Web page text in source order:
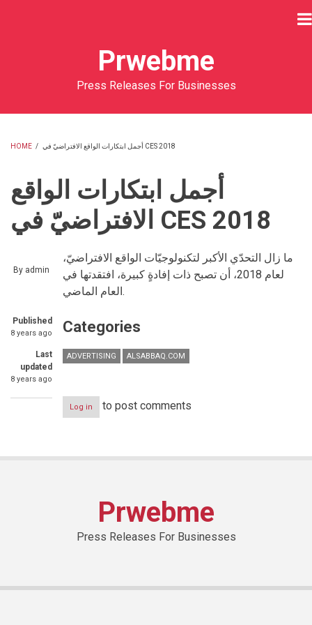
Prwebme
Press Releases For Businesses
HOME / أجمل ابتكارات الواقع الافتراضيّ في CES 2018
أجمل ابتكارات الواقع
الافتراضيّ في CES 2018
By admin
Published
8 years ago
Last
updated
8 years ago
ما زال التحدّي الأكبر لتكنولوجيّات الواقع الافتراضيّ،
لعام 2018، أن تصبح ذات إفادةٍ كبيرة، افتقدتها في
العام الماضي.
Categories
ADVERTISING ALSABBAQ.COM
Log in to post comments
Prwebme
Press Releases For Businesses